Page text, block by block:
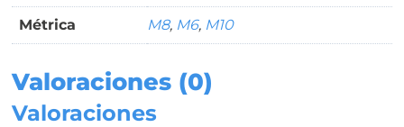
Métrica M8, M6, M10
Valoraciones (0)
Valoraciones